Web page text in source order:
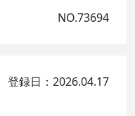
NO.73694
登録日：2026.04.17